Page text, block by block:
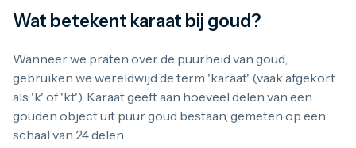
100 gram
250 gram
1 kilo
Zilveren munten
1/4 troy ounce
1/2 troy ounce
1 troy ounce
2 troy ounce
Wat betekent karaat bij goud?
Wanneer we praten over de puurheid van goud,
gebruiken we wereldwijd de term 'karaat' (vaak afgekort
als 'k' of 'kt'). Karaat geeft aan hoeveel delen van een
gouden object uit puur goud bestaan, gemeten op een
schaal van 24 delen.